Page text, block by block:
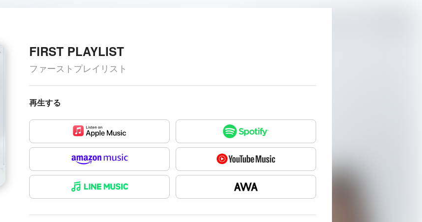
FIRST PLAYLIST
ファーストプレイリスト
再生する